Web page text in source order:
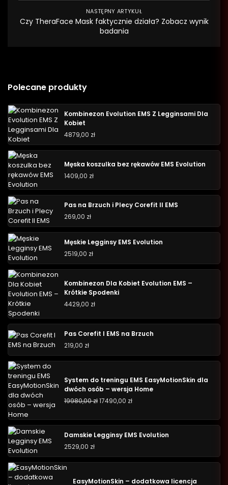
NASTĘPNY ARTYKUŁ
Czy TheraFace Mask faktycznie działa? Zobacz wynik
badania
Polecane produkty
Kombinezon Evolution EMS Z Legginsami Dla
Kobiet
4879,00 zł
Męska koszulka bez rękawów EMS Evolution
1409,00 zł
Pas na Brzuch i Plecy Corefit II EMS
269,00 zł
Męskie Legginsy EMS Evolution
2519,00 zł
Kombinezon Dla Kobiet Evolution EMS –
Krótkie Spodenki
4429,00 zł
Pas Corefit I EMS na Brzuch
219,00 zł
System do treningu EMS EasyMotionSkin dla
dwóch osób – wersja Home
19980,00zł17490,00 zł
Damskie Legginsy EMS Evolution
2529,00 zł
EasyMotionSkin – dodatkowa licencja